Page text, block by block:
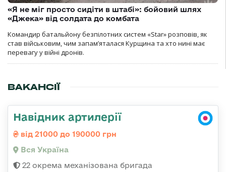
«Я не міг просто сидіти в штабі»: бойовий шлях
«Джека» від солдата до комбата
Командир батальйону безпілотних систем «Star» розповів, як
став військовим, чим запам’яталася Курщина та хто нині має
перевагу у війні дронів.
ВАКАНСІЇ
Навідник артилерії
від 21000 до 190000 грн
Вся Україна
22 окрема механізована бригада